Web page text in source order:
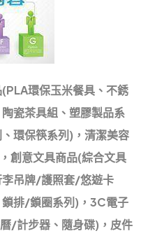
環保玉米餐具、不銹
瓷茶具組、塑膠製品系
環保筷系列)，清潔美容
創意文具商品(綜合文具
李吊牌/護照套/悠遊卡
排/鎖圈系列)，3C電子
/計步器、隨身碟)，皮件